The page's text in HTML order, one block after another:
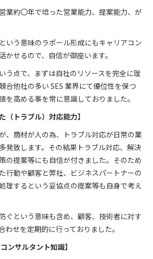
業約〇年で培った営業能力、提案能力、が
いう意味のラポール形成にもキャリアコン
かせるので、自信が御座います。
う点で、まずは自社のリソースを完全に理
合他社の多い SES 業界にて優位性を保つ
を高める事を常に意識しておりました。
（トラブル）対応能力】
、商材が人の為、トラブル対応が日常の業
発致します。その結果トラブル対応、解決
の提案等にも自信が付きました。そのため
行動や顧客と弊社、ビジネスパートナーの
理するという妥協点の提案等も自身で考え
ぐという意味も含め、顧客、技術者に対す
わせを定期的に行っておりました。
ンサルタント知識】